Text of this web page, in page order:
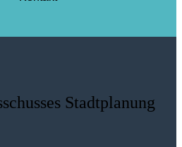
Stadtplanung